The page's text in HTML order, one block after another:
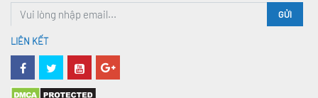
GỬI
LIÊN KẾT